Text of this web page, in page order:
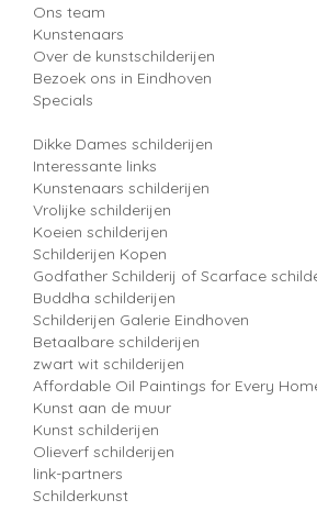
Ons team
Kunstenaars
Over de kunstschilderijen
Bezoek ons in Eindhoven
Specials
Dikke Dames schilderijen
Interessante links
Kunstenaars schilderijen
Vrolijke schilderijen
Koeien schilderijen
Schilderijen Kopen
Godfather Schilderij of Scarface
Buddha schilderijen
Schilderijen Galerie Eindhoven
Betaalbare schilderijen
zwart wit schilderijen
Affordable Oil Paintings for Every
Kunst aan de muur
Kunst schilderijen
Olieverf schilderijen
link-partners
Schilderkunst